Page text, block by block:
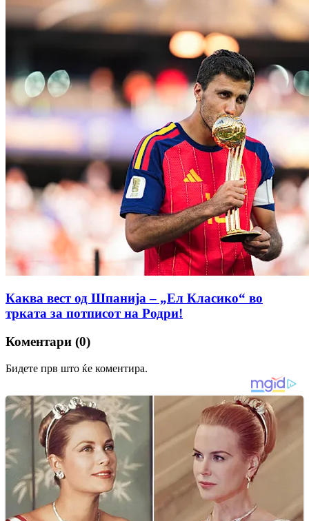
Каква вест од Шпанија – „Ел Класико“ во
трката за потписот на Родри!
Коментари (0)
Бидете прв што ќе коментира.